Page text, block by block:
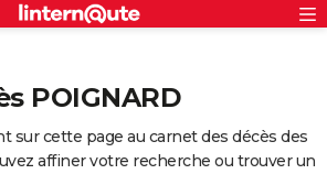
POIGNARD
sur cette page au carnet des décès des
affiner votre recherche ou trouver un